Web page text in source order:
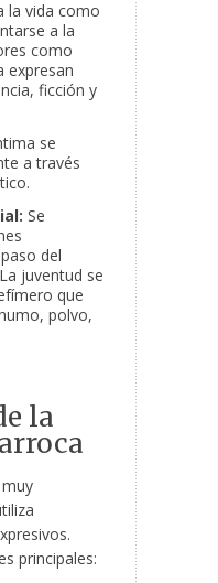
la vida como
a la
como
expresan
ficción y
se
a través
Se
del
juventud se
que
polvo,
la
principales: